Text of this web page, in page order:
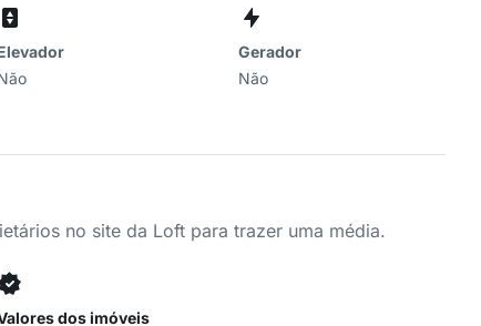
Gerador
Não
no site da Loft para trazer uma média.
dos imóveis